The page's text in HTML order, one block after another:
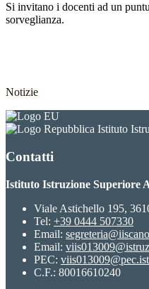
Si invitano i docenti ad un
sorveglianza.
Notizie
Istituto
Contatti
Istituto Istruzione Superiore
Viale Astichello 195,
Tel: +39 0444 507330
Email:
Email:
PEC:
C.F.: 80016610240